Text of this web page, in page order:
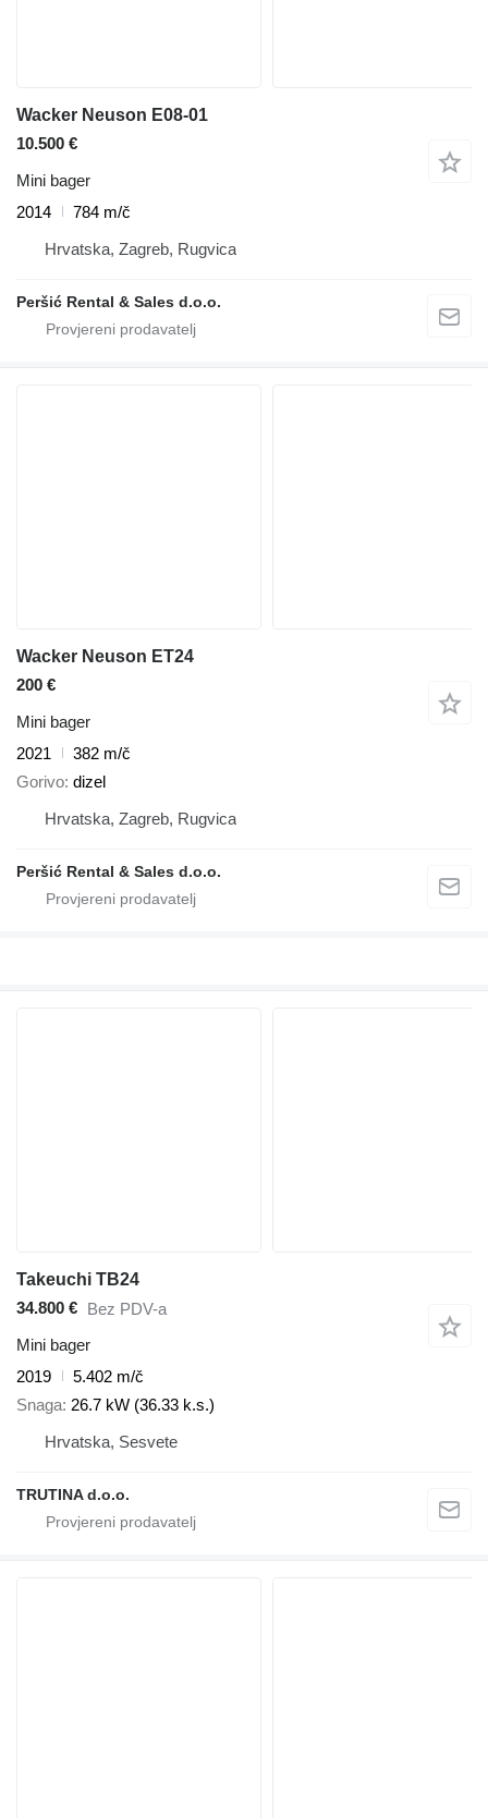
Wacker Neuson E08-01
10.500 €
Mini bager
2014
784 m/č
Hrvatska, Zagreb, Rugvica
Peršić Rental & Sales d.o.o.
Wacker Neuson ET24
200 €
Mini bager
2021
382 m/č
Gorivo dizel
Hrvatska, Zagreb, Rugvica
Peršić Rental & Sales d.o.o.
Takeuchi TB24
34.800 € Bez PDV-a
Mini bager
2019
5.402 m/č
Snaga 26.7 kW (36.33 k.s.)
Hrvatska, Sesvete
TRUTINA d.o.o.